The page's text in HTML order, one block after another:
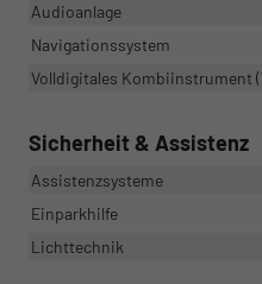
Audioanlage
Navigationssystem
Volldigitales Kombiinstrument
Sicherheit & Assistenz
Assistenzsysteme
Einparkhilfe
Lichttechnik